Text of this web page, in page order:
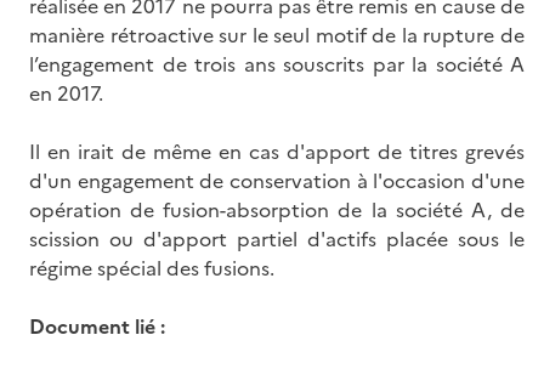
réalisée en 2017 ne pourra pas être remis en cause de
manière rétroactive sur le seul motif de la rupture de
l’engagement de trois ans souscrits par la société A
en 2017.
Il en irait de même en cas d'apport de titres grevés
d'un engagement de conservation à l'occasion d'une
opération de fusion-absorption de la société A, de
scission ou d'apport partiel d'actifs placée sous le
régime spécial des fusions.
Document lié :